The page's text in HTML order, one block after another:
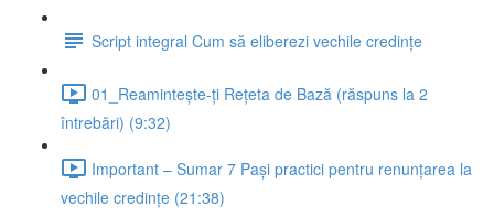
Script integral Cum să eliberezi vechile credințe
01_Reamintește-ți Rețeta de Bază (răspuns la 2
întrebări) (9:32)
Important – Sumar 7 Pași practici pentru renunțarea la
vechile credințe (21:38)